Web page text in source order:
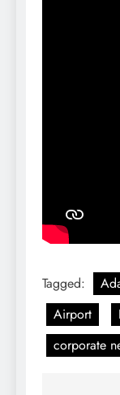
Tagged:
Airport
corporate